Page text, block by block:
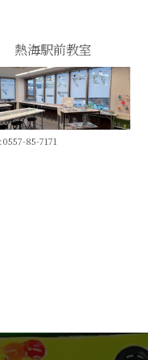
熱海駅前教室
85-7171